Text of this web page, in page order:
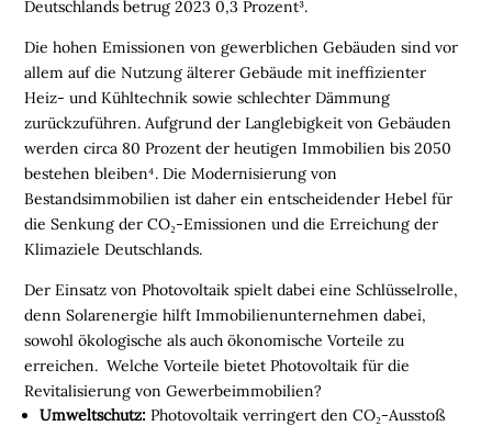
H
O
Deutschlands betrug 2023 0,3 Prozent³.
Die hohen Emissionen von gewerblichen Gebäuden sind vor
allem auf die Nutzung älterer Gebäude mit ineffizienter
Heiz- und Kühltechnik sowie schlechter Dämmung
zurückzuführen. Aufgrund der Langlebigkeit von Gebäuden
werden circa 80 Prozent der heutigen Immobilien bis 2050
bestehen bleiben⁴. Die Modernisierung von
Bestandsimmobilien ist daher ein entscheidender Hebel für
die Senkung der CO₂-Emissionen und die Erreichung der
Klimaziele Deutschlands.
Der Einsatz von Photovoltaik spielt dabei eine Schlüsselrolle,
denn Solarenergie hilft Immobilienunternehmen dabei,
sowohl ökologische als auch ökonomische Vorteile zu
erreichen. Welche Vorteile bietet Photovoltaik für die
Revitalisierung von Gewerbeimmobilien?
Umweltschutz:Photovoltaik verringert den CO₂-Ausstoß